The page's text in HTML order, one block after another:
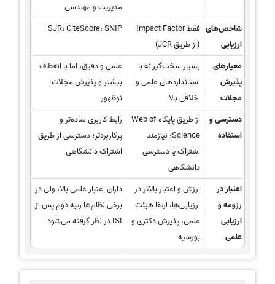
مدیریت و مهندسی
شاخص‌های
ارزیابی
فقط Impact Factor
(از طریق JCR)
SJR، CiteScore، SNIP
معیارهای
پذیرش
مجلات
بسیار سخت‌گیرانه با
استانداردهای علمی و
اخلاقی بالا
علمی و دقیق، اما با انعطاف
بیشتر و پذیرش مجلات
نوظهور
دسترسی و
استفاده
از طریق پایگاه Web of
Science؛ نیازمند
اشتراک یا دسترسی
دانشگاهی
رابط کاربری ساده‌تر و
پرکاربردتر؛ دسترسی از طریق
اشتراک دانشگاهی
اعتبار در
رزومه و
ارزیابی
علمی
ارزش و اعتبار بالاتر در
ارزیابی‌ها، ارتقا هیئت
علمی، پذیرش دکتری و
بورسیه
دارای اعتبار علمی بالا، ولی در
برخی نظام‌ها رتبه دوم پس از
ISI در نظر گرفته می‌شود